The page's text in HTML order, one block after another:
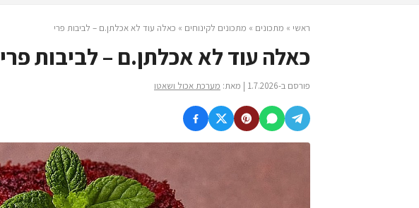
ראשי » מתכונים » מתכונים לקינוחים » כאלה עוד לא אכלתן.ם – לביבות פרי
כאלה עוד לא אכלתן.ם – לביבות פרי
פורסם ב-1.7.2026 | מאת: מערכת אכול ושאטו